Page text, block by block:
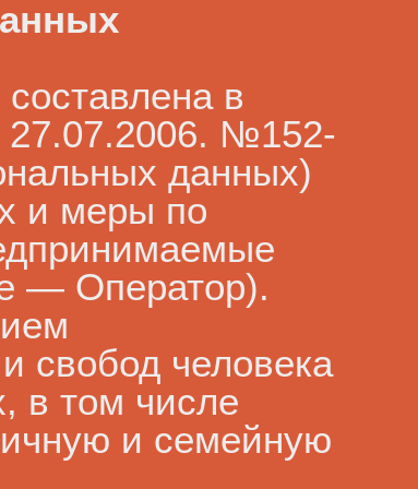
в
27.07.2006. №152-
данных)
и меры по
— Оператор).
свобод человека
в том числе
и семейную